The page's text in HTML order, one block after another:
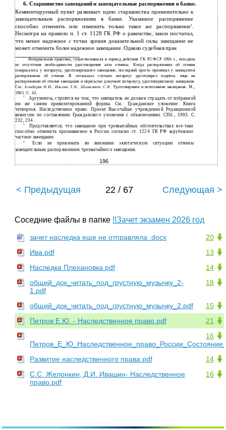
6. Старшинство завещаний и завещательные распоряжения в банке.
Комментируемый пункт развивает идею старшинства применительно к
завещательным распоряжениям в банке. Указанное распоряжение
способно отменить или изменить только такое же распоряжение4.
Несмотря на правило п. 1 ст. 1128 ГК РФ о равенстве, закон посчитал,
что менее надежное с точки зрения доказательной силы завещание не
может отменить более надежное завещание. Однако судебная прак­
1Нотариальная практика, существовавшая в период действия ГК РСФСР 1964 г., исходила
из отсутствия необходимости удостоверения акта отмены. Когда распоряжение об отмене
совершалось у нотариуса, удостоверявшего завещание, последний просто принимал у завещателя
распоряжение об отмене. В остальных случаях нотариус удостоверял подпись лица на
распоряжении об отмене завещания и пересылал документ нотариусу, удостоверявшему завещание.
См.:Бондарев Н.И., Ильина Т.Н., Шимелевич С.Я.Удостоверение и исполнение завещания. М.,
1965. С. 43.
2Аргументы, строятся на том, что завещатель не должен страдать от избранной
им же самим привилегированной формы. См.: Гражданское уложение. Книга
четвертая. Наследственное право. Проект Высочайше учрежденной Редакционной
комиссии по составлению Гражданского уложения с объяснениями. СПб., 1903. С.
232, 234.
3Представляется, что завещание при чрезвычайных обстоятельствах все-таки
способно отменить признаваемое в России согласно ст. 1224 ГК РФ зарубежное
частное завещание.
4Если не принимать во внимание экзотическую ситуацию отмены
завещательным распоряжением чрезвычайного завещания.
196
< Предыдущая 22 / 67 Следующая >
Соседние файлы в папке !!Зачет экзамен 2026 год
20
зачет наследка еще не отправляла .docx
13
Ива.pdf
14
Наследка Плехановка.pdf
18
общий_док_читать_под_грустную_музычку_2-
1.pdf
15
общий_док_читать_под_грустную_музычку_2.pdf
21
Петров Е.Ю. - Наследственное право.pdf
16
14
Развитие наследственного права.pdf
16
С.С. Желонкин, Д.И. Ивашин- Наследственное
право.pdf